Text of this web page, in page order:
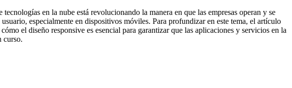
en la nube está revolucionando la manera en que las empresas operan y se
especialmente en dispositivos móviles. Para profundizar en este tema, el artículo
el diseño responsive es esencial para garantizar que las aplicaciones y servicios en la
curso.